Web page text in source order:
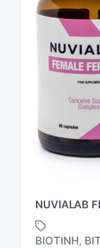
NUVIALAB
ΒΙΟΤΊΝΗ,